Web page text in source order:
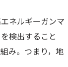
ネルギーガンマ
検出すること
み。つまり，地